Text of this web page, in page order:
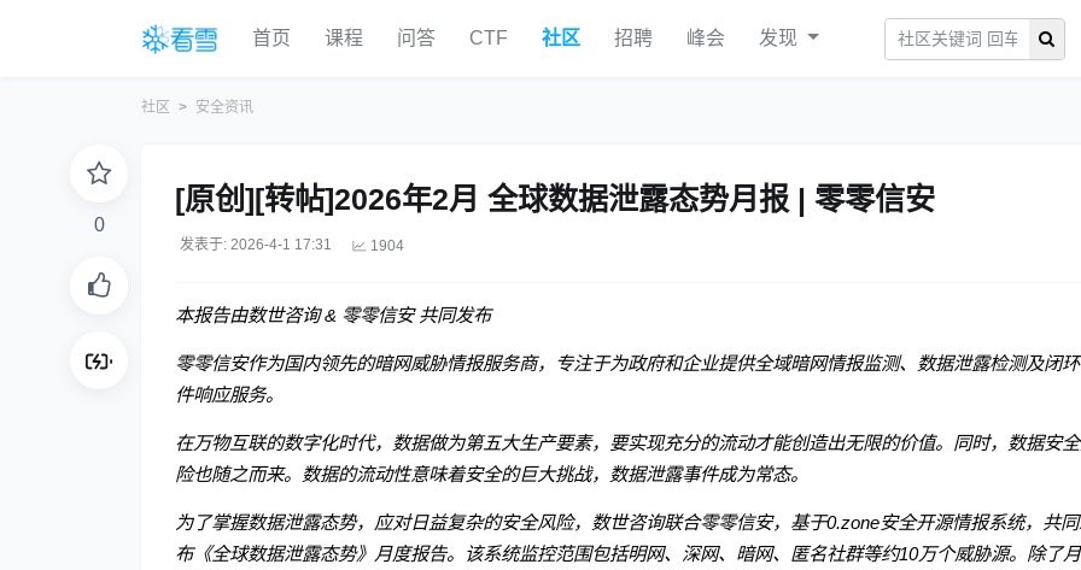
首页 课程 问答 CTF 社区 招聘 峰会 发现
社区 安全资讯
0
[原创][转帖]2026年2月 全球数据泄露态势月报 | 零零信安
发表于: 2026-4-1 17:31 1904
本报告由数世咨询 & 零零信安 共同发布
零零信安作为国内领先的暗网威胁情报服务商，专注于为政府和企业提供全域暗网情报监测、数据泄露检测及闭
件响应服务。
在万物互联的数字化时代，数据做为第五大生产要素，要实现充分的流动才能创造出无限的价值。同时，数据安
险也随之而来。数据的流动性意味着安全的巨大挑战，数据泄露事件成为常态。
为了掌握数据泄露态势，应对日益复杂的安全风险，数世咨询联合零零信安，基于0.zone安全开源情报系统，共
布《全球数据泄露态势》月度报告。该系统监控范围包括明网、深网、暗网、匿名社群等约10万个威胁源。除了